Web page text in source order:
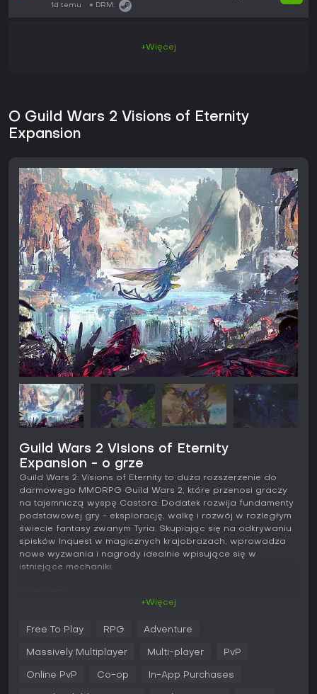
1d temu DRM:
+Więcej
O Guild Wars 2 Visions of Eternity
Expansion
Guild Wars 2 Visions of Eternity
Expansion - o grze
Guild Wars 2: Visions of Eternity to duża rozszerzenie do
darmowego MMORPG Guild Wars 2, które przenosi graczy
na tajemniczą wyspę Castora. Dodatek rozwija fundamenty
podstawowej gry - eksplorację, walkę i rozwój w rozległym
świecie fantasy zwanym Tyria. Skupiając się na odkrywaniu
spisków Inquest w magicznych krajobrazach, wprowadza
nowe wyzwania i nagrody idealnie wpisujące się w
istniejące mechaniki.
z pokręconymi stworzeniami i opanowywujesz nowe
zdolności. Każda z dziewięciu profesji zyskuje elitarną
umiejętności leczące, użytkowe i elitarne. Te opcje
+Więcej
Free To Play RPG Adventure
Massively Multiplayer Multi-player PvP
Online PvP Co-op In-App Purchases